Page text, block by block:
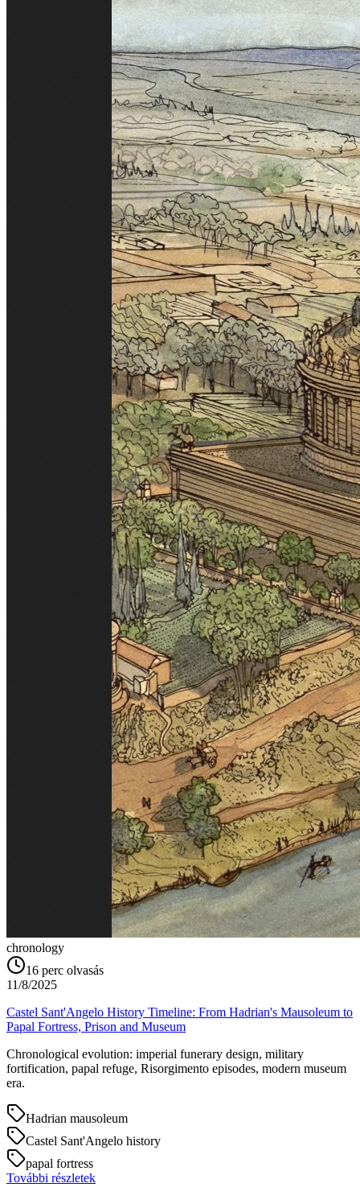
chronology
16 perc olvasás
11/8/2025
Castel Sant'Angelo History Timeline: From Hadrian's Mausoleum to
Papal Fortress, Prison and Museum
Chronological evolution: imperial funerary design, military
fortification, papal refuge, Risorgimento episodes, modern museum
era.
Hadrian mausoleum
Castel Sant'Angelo history
papal fortress
További részletek